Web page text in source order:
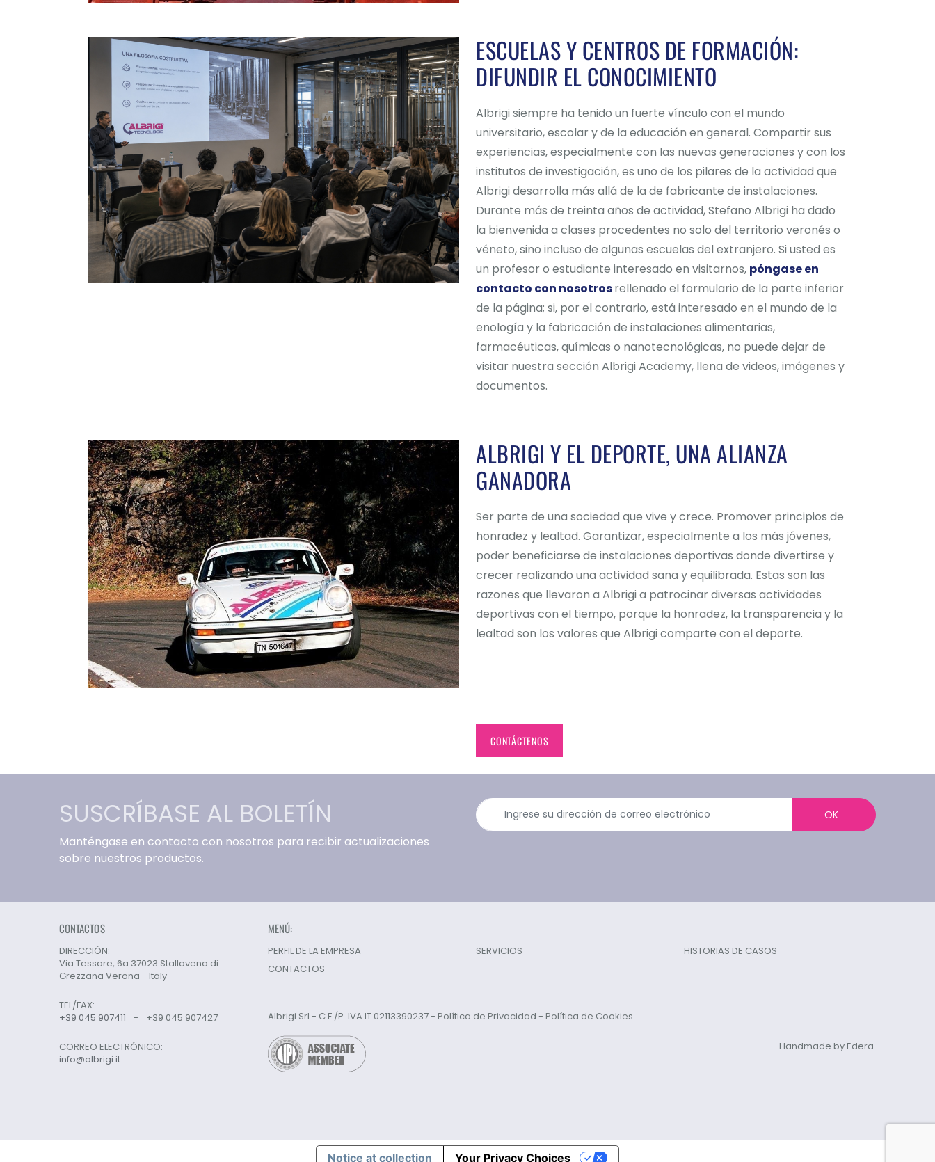
ESCUELAS Y CENTROS DE FORMACIÓN:
DIFUNDIR EL CONOCIMIENTO
Albrigi siempre ha tenido un fuerte vínculo con el mundo
universitario, escolar y de la educación en general. Compartir sus
experiencias, especialmente con las nuevas generaciones y con los
institutos de investigación, es uno de los pilares de la actividad que
Albrigi desarrolla más allá de la de fabricante de instalaciones.
Durante más de treinta años de actividad, Stefano Albrigi ha dado
la bienvenida a clases procedentes no solo del territorio veronés o
véneto, sino incluso de algunas escuelas del extranjero. Si usted es
un profesor o estudiante interesado en visitarnos, póngase en
contacto con nosotrosrellenado el formulario de la parte inferior
de la página; si, por el contrario, está interesado en el mundo de la
enología y la fabricación de instalaciones alimentarias,
farmacéuticas, químicas o nanotecnológicas, no puede dejar de
visitar nuestra sección Albrigi Academy, llena de videos, imágenes y
documentos.
ALBRIGI Y EL DEPORTE, UNA ALIANZA
GANADORA
Ser parte de una sociedad que vive y crece. Promover principios de
honradez y lealtad. Garantizar, especialmente a los más jóvenes,
poder beneficiarse de instalaciones deportivas donde divertirse y
crecer realizando una actividad sana y equilibrada. Estas son las
razones que llevaron a Albrigi a patrocinar diversas actividades
deportivas con el tiempo, porque la honradez, la transparencia y la
lealtad son los valores que Albrigi comparte con el deporte.
CONTÁCTENOS
SUSCRÍBASE AL BOLETÍN
Manténgase en contacto con nosotros para recibir actualizaciones
sobre nuestros productos.
OK
CONTACTOS
DIRECCIÓN:
Via Tessare, 6a 37023 Stallavena di
Grezzana Verona - Italy
TEL/FAX:
+39 045 907411
- +39 045 907427
CORREO ELECTRÓNICO:
info@albrigi.it
MENÚ:
PERFIL DE LA EMPRESA SERVICIOS
HISTORIAS DE CASOS
CONTACTOS
Albrigi Srl - C.F./P. IVA IT 02113390237 - Política de Privacidad - Política de Cookies
Handmade by Edera.
Notice at collection Your Privacy Choices